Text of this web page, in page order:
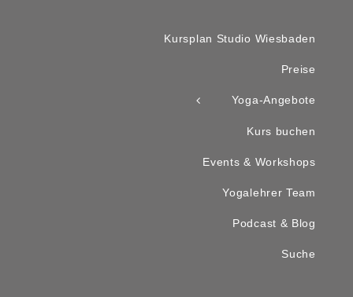
Kursplan Studio Wiesbaden
Preise
Yoga-Angebote
Kurs buchen
Events & Workshops
Yogalehrer Team
Podcast & Blog
Suche